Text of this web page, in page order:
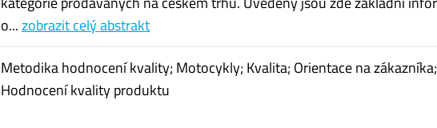
o...zobrazit celý abstrakt
Metodika hodnocení kvality; Motocykly; Kvalita; Orientace na zákazníka;
Hodnocení kvality produktu